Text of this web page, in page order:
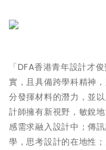
「DFA香港青年設計才
實，且具備跨學科精神
分發揮材料的潛力，並
計師擁有新視野，敏銳
感需求融入設計中；傳
學，思考設計的在地性